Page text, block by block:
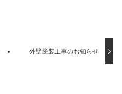
外壁塗装工事のお知らせ